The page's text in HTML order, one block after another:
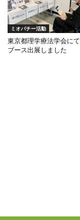
ミオパチー活動
東京都理学療法学会にて
ブース出展しました